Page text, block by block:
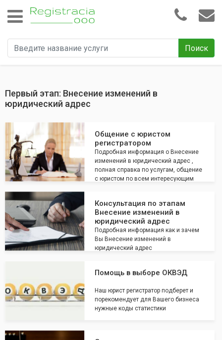
Поиск
Первый этап: Внесение изменений в
юридический адрес
Общение с юристом
регистратором
Подробная информация о Внесение
изменений в юридический адрес ,
полная справка по услугам, общение
с юристом по всем интересующим
Консультация по этапам
Внесение изменений в
юридический адрес
Подробная информация как и зачем
Вы Внесение изменений в
юридический адрес
Помощь в выборе ОКВЭД
Наш юрист регистратор подберет и
порекомендует для Вашего бизнеса
нужные коды статистики